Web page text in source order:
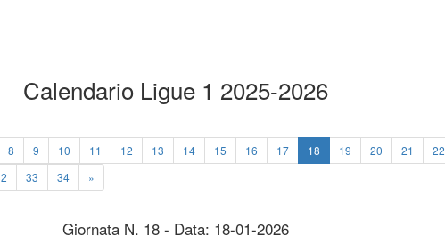
Calendario Ligue 1 2025-2026
8 9 10 11 12 13 14 15 16 17 18 19 20 21 22
33 34 »
Giornata N. 18 - Data: 18-01-2026